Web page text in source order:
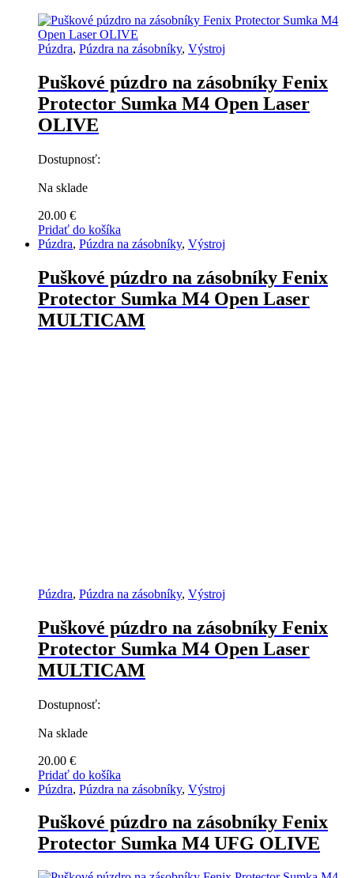
Púzdra, Púzdra na zásobníky, Výstroj
Puškové púzdro na zásobníky Fenix
Protector Sumka M4 Open Laser
OLIVE
Dostupnosť:
Na sklade
20.00 €
Pridať do košíka
Púzdra, Púzdra na zásobníky, Výstroj
Puškové púzdro na zásobníky Fenix
Protector Sumka M4 Open Laser
MULTICAM
Púzdra, Púzdra na zásobníky, Výstroj
Puškové púzdro na zásobníky Fenix
Protector Sumka M4 Open Laser
MULTICAM
Dostupnosť:
Na sklade
20.00 €
Pridať do košíka
Púzdra, Púzdra na zásobníky, Výstroj
Puškové púzdro na zásobníky Fenix
Protector Sumka M4 UFG OLIVE